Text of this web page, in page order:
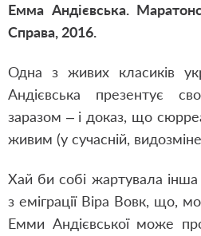
Емма Андієвська.
Справа, 2016.
Одна з живих класиків
Андієвська презентує
заразом – і доказ, що
живим (у сучасній,
Хай би собі жартувала
з еміграції Віра Вовк, що,
Емми Андієвської може